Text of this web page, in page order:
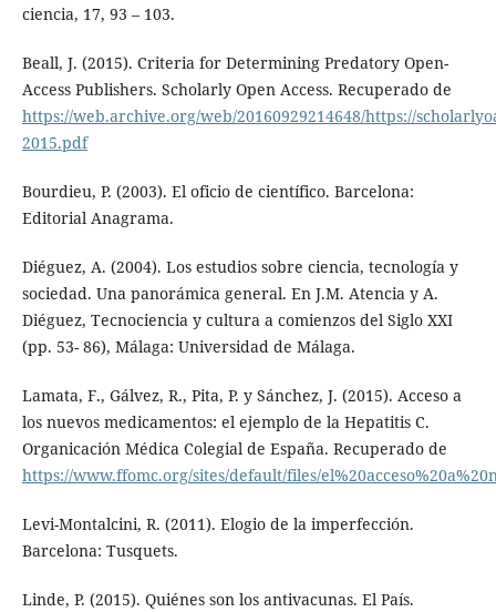
ciencia, 17, 93 – 103.
Beall, J. (2015). Criteria for Determining Predatory Open-
Access Publishers. Scholarly Open Access. Recuperado de
https://web.archive.org/web/20160929214648/https://
2015.pdf
Bourdieu, P. (2003). El oficio de científico. Barcelona:
Editorial Anagrama.
Diéguez, A. (2004). Los estudios sobre ciencia, tecnología y
sociedad. Una panorámica general. En J.M. Atencia y A.
Diéguez, Tecnociencia y cultura a comienzos del Siglo XXI
(pp. 53- 86), Málaga: Universidad de Málaga.
Lamata, F., Gálvez, R., Pita, P. y Sánchez, J. (2015). Acceso a
los nuevos medicamentos: el ejemplo de la Hepatitis C.
Organicación Médica Colegial de España. Recuperado de
https://www.ffomc.org/sites/default/files/
Levi-Montalcini, R. (2011). Elogio de la imperfección.
Barcelona: Tusquets.
Linde, P. (2015). Quiénes son los antivacunas. El País.